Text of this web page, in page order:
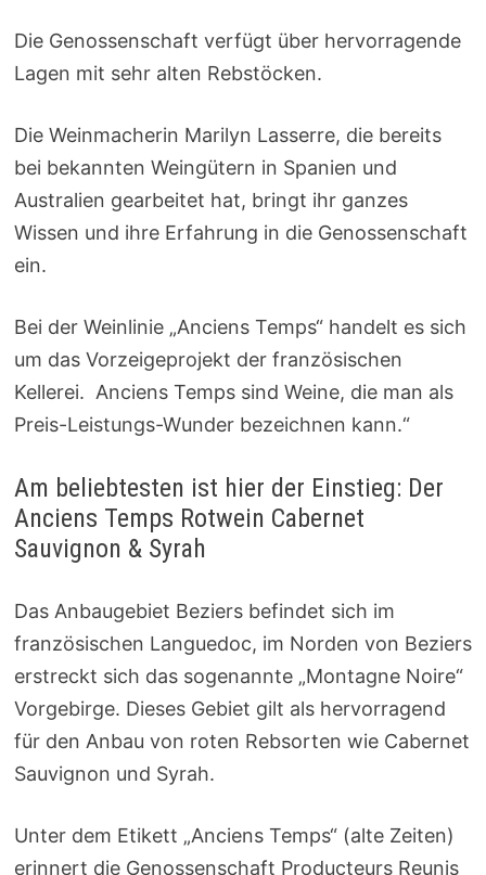
Die Genossenschaft verfügt über hervorragende
Lagen mit sehr alten Rebstöcken.
Die Weinmacherin Marilyn Lasserre, die bereits
bei bekannten Weingütern in Spanien und
Australien gearbeitet hat, bringt ihr ganzes
Wissen und ihre Erfahrung in die Genossenschaft
ein.
Bei der Weinlinie „Anciens Temps“ handelt es sich
um das Vorzeigeprojekt der französischen
Kellerei. Anciens Temps sind Weine, die man als
Preis-Leistungs-Wunder bezeichnen kann.“
Am beliebtesten ist hier der Einstieg: Der
Anciens Temps Rotwein Cabernet
Sauvignon & Syrah
Das Anbaugebiet Beziers befindet sich im
französischen Languedoc, im Norden von Beziers
erstreckt sich das sogenannte „Montagne Noire“
Vorgebirge. Dieses Gebiet gilt als hervorragend
für den Anbau von roten Rebsorten wie Cabernet
Sauvignon und Syrah.
Unter dem Etikett „Anciens Temps“ (alte Zeiten)
erinnert die Genossenschaft Producteurs Reunis